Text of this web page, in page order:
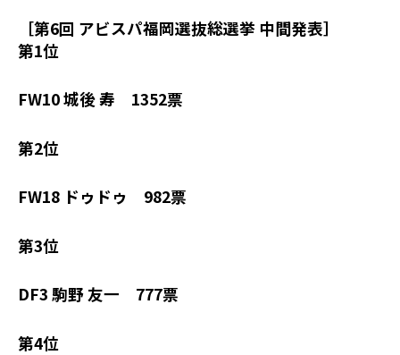
［第6回 アビスパ福岡選抜総選挙 中間発表］
第1位
FW10 城後 寿 1352票
第2位
FW18 ドゥドゥ 982票
第3位
DF3 駒野 友一 777票
第4位